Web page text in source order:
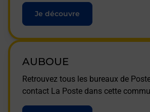
Je découvre
AUBOUE
Retrouvez tous les bureaux de
contact La Poste dans cette